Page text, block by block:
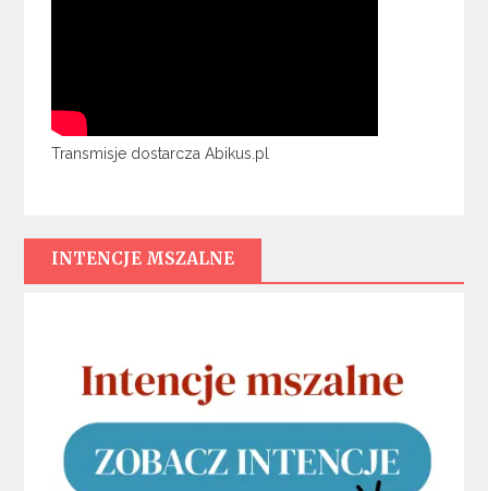
Transmisje dostarcza Abikus.pl
INTENCJE MSZALNE